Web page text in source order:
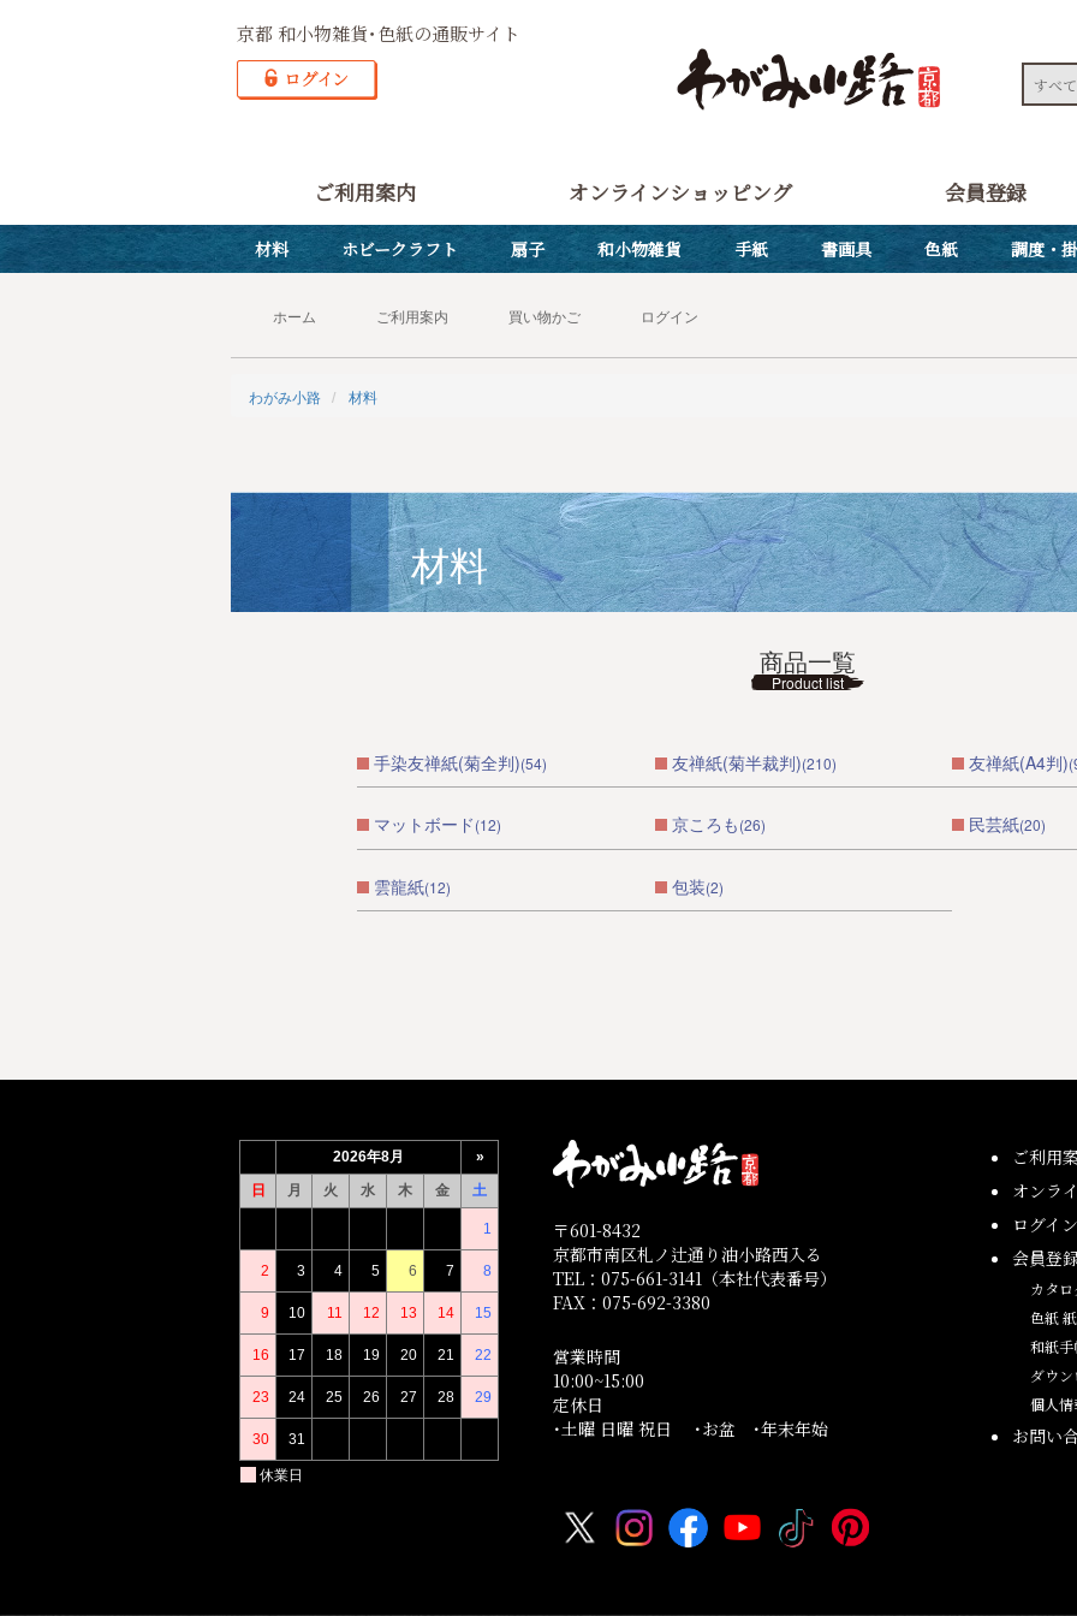
京都 和小物雑貨･色紙の通販サイト
ご利用案内 オンラインショッピング 会員登録
材料 ホビークラフト 扇子 和小物雑貨 手紙 書画具 色紙 調度・
ホーム ご利用案内 買い物かご ログイン
わがみ小路 材料
材料
商品一覧
Product list
手染友禅紙(菊全判)(54) 友禅紙(菊半裁判)(210) 友禅紙(A4判)
マットボード(12) 京ころも(26) 民芸紙(20)
雲龍紙(12) 包装(2)
〒601-8432
京都市南区札ノ辻通り油小路西入る
TEL：075-661-3141（本社代表番号）
FAX：075-692-3380
営業時間
10:00~15:00
定休日
･土曜 日曜 祝日 ･お盆 ･年末年始
ご利用
オンラ
ログイン
会員登
カタ
色紙
和紙手
ダウ
個人
お問い